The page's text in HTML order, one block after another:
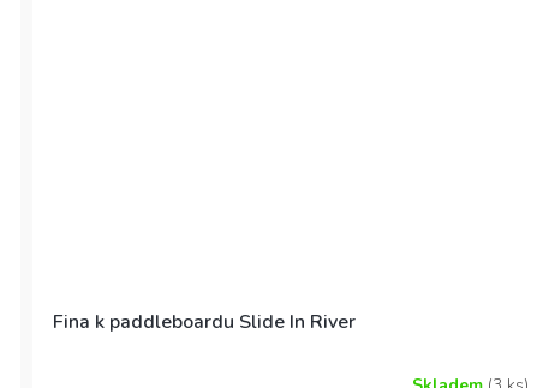
Fina k paddleboardu Slide In River